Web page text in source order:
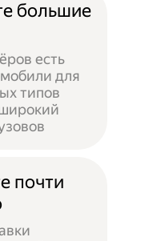
большие
есть
для
типов
почти